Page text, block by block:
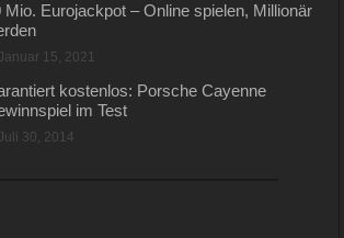
Mio. Eurojackpot – Online spielen, Millionär
Januar 15, 2021
kostenlos: Porsche Cayenne
im Test
Juli 30, 2014